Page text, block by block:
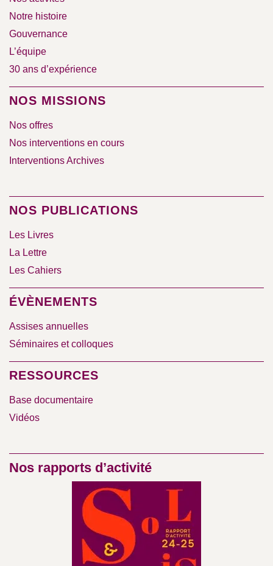
Notre histoire
Gouvernance
L’équipe
30 ans d’expérience
NOS MISSIONS
Nos offres
Nos interventions en cours
Interventions Archives
NOS PUBLICATIONS
Les Livres
La Lettre
Les Cahiers
ÉVÈNEMENTS
Assises annuelles
Séminaires et colloques
RESSOURCES
Base documentaire
Vidéos
Nos rapports d’activité